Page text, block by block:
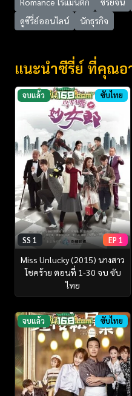
ดูซีรี่ย์ออนไลน์
นักธุรกิจ
แนะนำซีรี่ย์ ที่คุณอ
จบแล้ว ซับไทย
SS 1 EP 1
Miss Unlucky (2015) นางสาว
โชคร้าย ตอนที่ 1-30 จบ ซับ
ไทย
จบแล้ว ซับไทย